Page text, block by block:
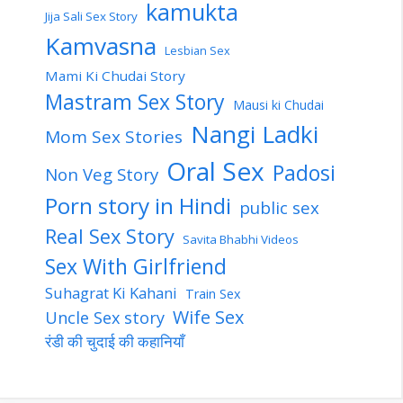
Jija Sali Sex Story kamukta
Kamvasna Lesbian Sex
Mami Ki Chudai Story
Mastram Sex Story Mausi ki Chudai
Mom Sex Stories Nangi Ladki
Non Veg Story Oral Sex Padosi
Porn story in Hindi public sex
Real Sex Story Savita Bhabhi Videos
Sex With Girlfriend
Suhagrat Ki Kahani Train Sex
Uncle Sex story Wife Sex
रंडी की चुदाई की कहानियाँ